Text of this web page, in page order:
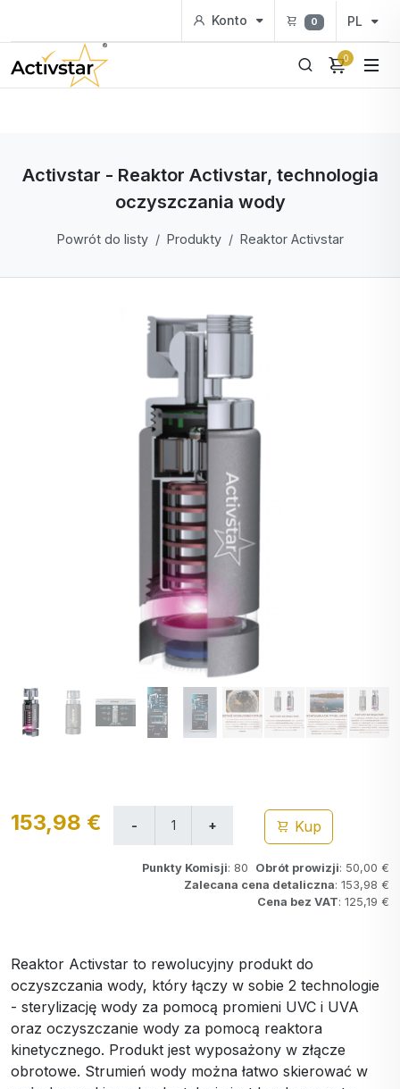
Konto 0 PL
0
Activstar - Reaktor Activstar, technologia
oczyszczania wody
Powrót do listy Produkty Reaktor Activstar
153,98 € Kup
Punkty Komisji: 80 Obrót prowizji: 50,00 €
Zalecana cena detaliczna: 153,98 €
Cena bez VAT: 125,19 €
Reaktor Activstar to rewolucyjny produkt do
oczyszczania wody, który łączy w sobie 2 technologie
- sterylizację wody za pomocą promieni UVC i UVA
oraz oczyszczanie wody za pomocą reaktora
kinetycznego. Produkt jest wyposażony w złącze
obrotowe. Strumień wody można łatwo skierować w